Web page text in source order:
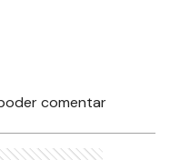
comentar